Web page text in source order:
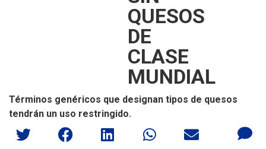
QUESOS
DE
CLASE
MUNDIAL
Términos genéricos que designan tipos de quesos
tendrán un uso restringido.